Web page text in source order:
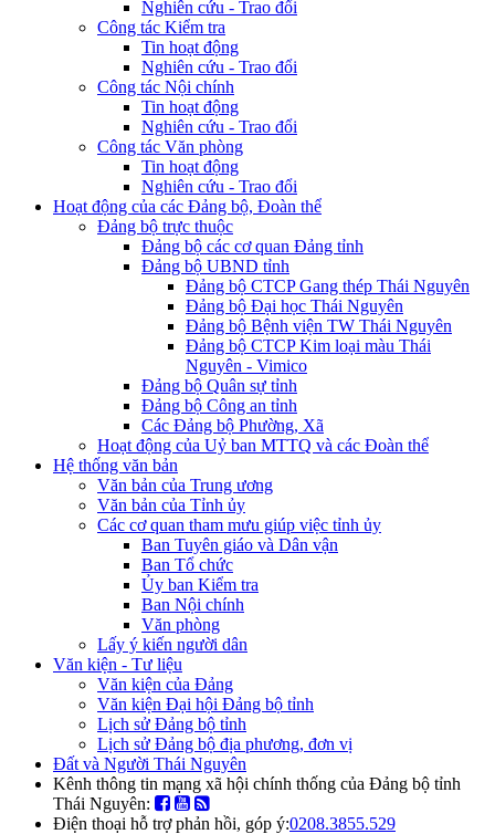
Nghiên cứu - Trao đổi
Công tác Kiểm tra
Tin hoạt động
Nghiên cứu - Trao đổi
Công tác Nội chính
Tin hoạt động
Nghiên cứu - Trao đổi
Công tác Văn phòng
Tin hoạt động
Nghiên cứu - Trao đổi
Hoạt động của các Đảng bộ, Đoàn thể
Đảng bộ trực thuộc
Đảng bộ các cơ quan Đảng tỉnh
Đảng bộ UBND tỉnh
Đảng bộ CTCP Gang thép Thái Nguyên
Đảng bộ Đại học Thái Nguyên
Đảng bộ Bệnh viện TW Thái Nguyên
Đảng bộ CTCP Kim loại màu Thái
Nguyên - Vimico
Đảng bộ Quân sự tỉnh
Đảng bộ Công an tỉnh
Các Đảng bộ Phường, Xã
Hoạt động của Uỷ ban MTTQ và các Đoàn thể
Hệ thống văn bản
Văn bản của Trung ương
Văn bản của Tỉnh ủy
Các cơ quan tham mưu giúp việc tỉnh ủy
Ban Tuyên giáo và Dân vận
Ban Tổ chức
Ủy ban Kiểm tra
Ban Nội chính
Văn phòng
Lấy ý kiến người dân
Văn kiện - Tư liệu
Văn kiện của Đảng
Văn kiện Đại hội Đảng bộ tỉnh
Lịch sử Đảng bộ tỉnh
Lịch sử Đảng bộ địa phương, đơn vị
Đất và Người Thái Nguyên
Kênh thông tin mạng xã hội chính thống của Đảng bộ tỉnh
Thái Nguyên:
Điện thoại hỗ trợ phản hồi, góp ý:0208.3855.529